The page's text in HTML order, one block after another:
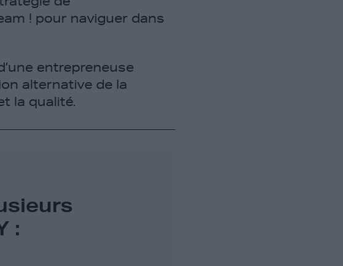
! pour naviguer dans
entrepreneuse
alternative de la
la qualité.
: